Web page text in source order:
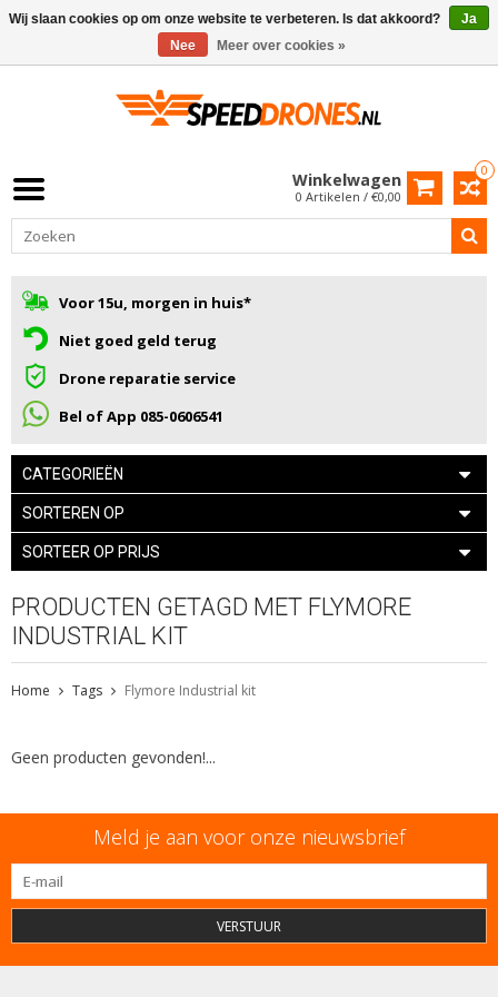
0
Winkelwagen
0 Artikelen / €0,00
Voor 15u, morgen in huis*
Niet goed geld terug
Drone reparatie service
Bel of App 085-0606541
CATEGORIEËN
SORTEREN OP
SORTEER OP PRIJS
PRODUCTEN GETAGD MET FLYMORE
INDUSTRIAL KIT
Home Tags Flymore Industrial kit
Geen producten gevonden!...
Meld je aan voor onze nieuwsbrief
VERSTUUR
Wij slaan cookies op om onze website te verbeteren. Is dat akkoord?
Ja
Nee
Meer over cookies »